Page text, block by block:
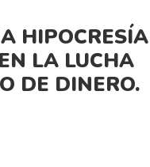
HIPOCRESÍA
LA LUCHA
DE DINERO.